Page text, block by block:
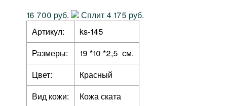
16 700 руб.
Сплит 4 175 руб.
Артикул:
ks-145
Размеры:
19 *10 *2,5 см.
Цвет:
Красный
Вид кожи:
Кожа ската